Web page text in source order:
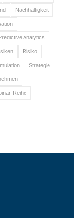
Nachhaltigkeit
Predictive Analytics
Risiko
Strategie
Reihe